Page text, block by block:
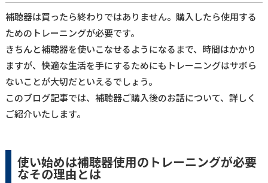
補聴器は買ったら終わりではありません。購入したら使用する
ためのトレーニングが必要です。
きちんと補聴器を使いこなせるようになるまで、時間はかかり
ますが、快適な生活を手にするためにもトレーニングはサボら
ないことが大切だといえるでしょう。
このブログ記事では、補聴器ご購入後のお話について、詳しく
ご紹介いたします。
使い始めは補聴器使用のトレーニングが必要
なその理由とは